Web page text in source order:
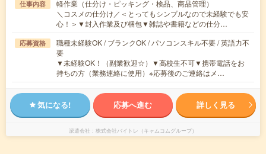
仕事内容
軽作業（仕分け・ピッキング・検品、商品管理）
＼コスメの仕分け／＜とってもシンプルなので未経験でも安
心！＞▼封入作業及び梱包▼雑誌や書籍などの仕分…
応募資格
職種未経験OK / ブランクOK / パソコンスキル不要 / 英語力不
要
▼未経験OK！（副業歓迎☆）▼高校生不可▼携帯電話をお
持ちの方（業務連絡に使用）※応募後のご連絡はメ…
気になる! 応募へ進む 詳しく見る
派遣会社 株式会社バイトレ（キャムコムグループ）